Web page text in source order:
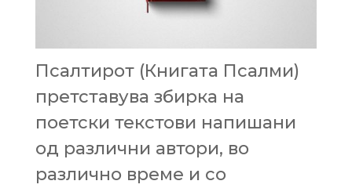
Псалтирот (Книгата Псалми)
претставува збирка на
поетски текстови напишани
од различни автори, во
различно време и со